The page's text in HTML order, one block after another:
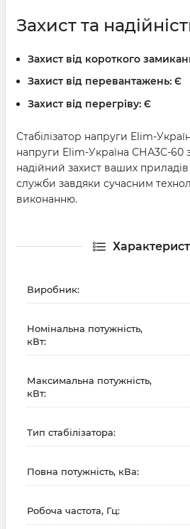
Захист та
Захист від короткого
Захист від перевантажень: Є
Захист від перегріву: Є
Стабілізатор напруги Elim-
напруги Elim-Україна СНА3С-60
надійний захист ваших
служби завдяки сучасним
виконанню.
Виробник:
Номінальна потужність,
кВт:
Максимальна потужність,
кВт:
Тип стабілізатора:
Повна потужність, кВа:
Робоча частота, Гц: